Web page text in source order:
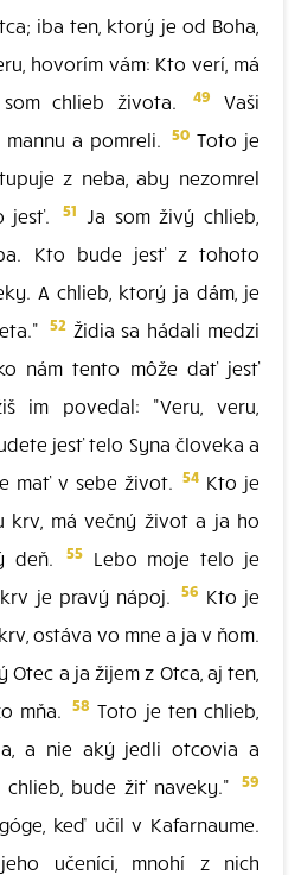
iba ten, ktorý je od Boha,
hovorím vám: Kto verí, má
chlieb života. 49
Vaši
a pomreli. 50 Toto je
z neba, aby nezomrel
jesť.
51 Ja som živý chlieb,
Kto bude jesť z tohoto
A chlieb, ktorý ja dám, je
52Židia sa hádali medzi
nám tento môže dať jesť
im povedal: "Veru, veru,
jesť telo Syna človeka a
mať v sebe život. 54 Kto je
krv, má večný život a ja ho
deň.
55 Lebo moje telo je
je pravý nápoj. 56 Kto je
ostáva vo mne a ja v ňom.
Otec a ja žijem z Otca, aj ten,
mňa.
58 Toto je ten chlieb,
a nie aký jedli otcovia a
bude žiť naveky."
59
keď učil v Kafarnaume.
učeníci, mnohí z nich